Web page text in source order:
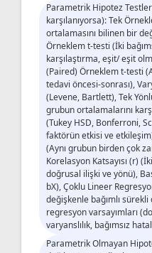
Parametrik Hipotez
karşılanıyorsa): Tek
ortalamasını bilinen bir
Örneklem t-testi (İki
karşılaştırma, eşit/ eşit
(Paired) Örneklem t-testi
tedavi öncesi-sonrası),
(Levene, Bartlett), Tek
grubun ortalamalarını
(Tukey HSD, Bonferroni,
faktörün etkisi ve
(Aynı grubun birden çok
Korelasyon Katsayısı (r)
doğrusal ilişki ve yönü),
bX), Çoklu Lineer
değişkenle bağımlı
regresyon varsayımları
varyanslılık, bağımsız
Parametrik Olmayan